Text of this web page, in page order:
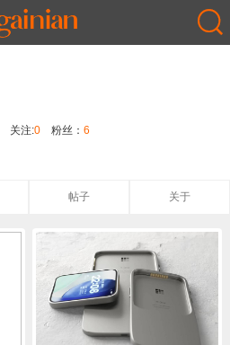
关注:0 粉丝： 6
帖子 关于